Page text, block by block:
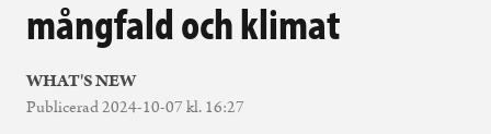
mångfald och klimat
WHAT'S NEW
Publicerad 2024-10-07 kl. 16:27